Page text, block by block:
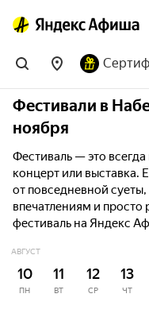
Фестивали в
ноября
Фестиваль — это
концерт или выставка.
от повседневной
впечатлениям и просто
фестиваль на Яндекс
АВГУСТ
10
ПН
11
ВТ
12
СР
13
ЧТ